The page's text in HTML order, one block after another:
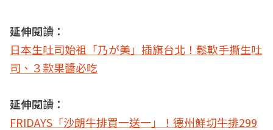
延伸閱讀：
日本生吐司始祖「乃が美」插旗台北！鬆軟手撕生吐
司、３款果醬必吃
延伸閱讀：
FRIDAYS「沙朗牛排買一送一」！德州鮮切牛排299